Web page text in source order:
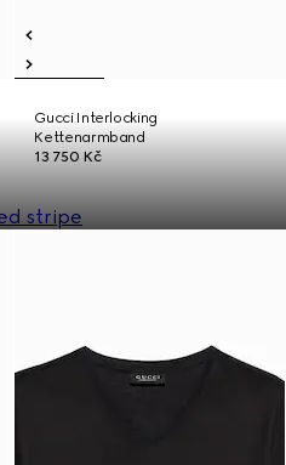
Gucci Interlocking
Kettenarmband
13 750 Kč